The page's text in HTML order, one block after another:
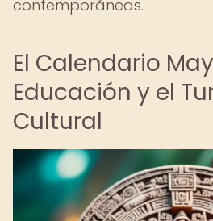
contemporáneas.
El Calendario
Educación y el
Cultural